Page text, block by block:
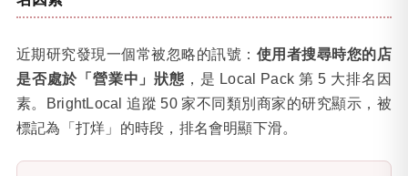
近期研究發現一個常被忽略的訊號： 使用者搜尋時您的店
是否處於「營業中」狀態 ，是 Local Pack 第 5 大排名因
素。BrightLocal 追蹤 50 家不同類別商家的研究顯示，被
標記為「打烊」的時段，排名會明顯下滑。